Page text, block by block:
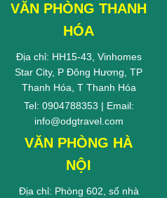
VĂN PHÒNG THANH
HÓA
Địa chỉ: HH15-43, Vinhomes
Star City, P Đông Hương, TP
Thanh Hóa, T Thanh Hóa
Tel: 0904788353 | Email:
info@odgtravel.com
VĂN PHÒNG HÀ
NỘI
Địa chỉ: Phòng 602, số nhà